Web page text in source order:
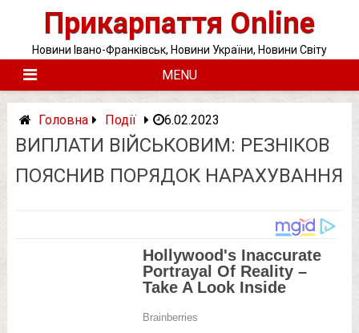
Прикарпаття Online
Новини Івано-Франківськ, Новини України, Новини Світу
MENU
Головна Події 6.02.2023
ВИПЛАТИ ВІЙСЬКОВИМ: РЕЗНІКОВ
ПОЯСНИВ ПОРЯДОК НАРАХУВАННЯ